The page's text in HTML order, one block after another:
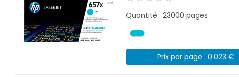
Quantité : 23000 pages
Prix par page : 0.023 €